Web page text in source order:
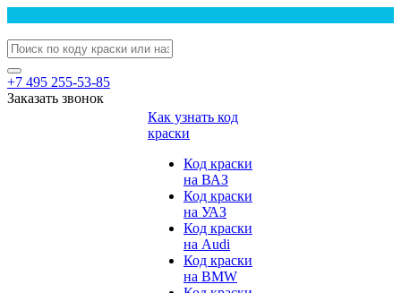
+7 495 255-53-85
Заказать звонок
Как узнать код
краски
Код краски
на ВАЗ
Код краски
на УАЗ
Код краски
на Audi
Код краски
на BMW